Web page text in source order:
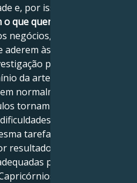
e, por isso,
que querem
negócios, cumprem
às boas práticas
para estudos
da arte. É interessante
normalmente as tarefas
tornam-nas mais fortes
Nunca os
tarefa uma e outra
resultado possível.
para a atividade